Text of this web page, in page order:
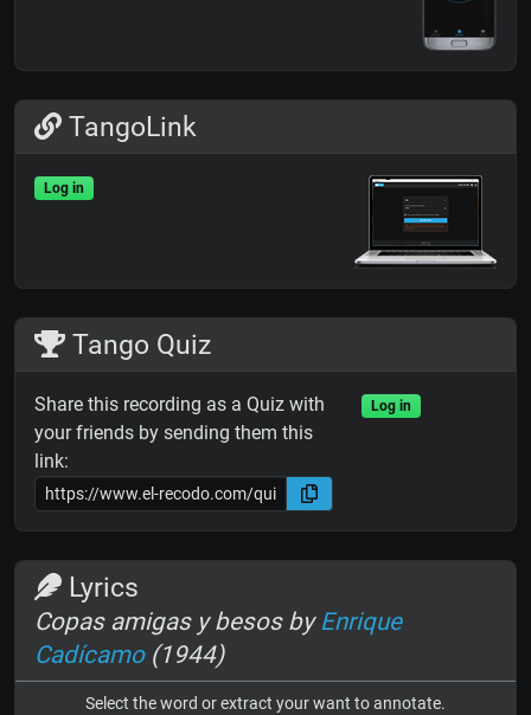
TangoLink
Log in
Tango Quiz
Share this recording as a Quiz with
your friends by sending them this
link:
Log in
Lyrics
Copas amigas y besos byEnrique
Cadícamo(1944)
Select the word or extract your want to annotate.